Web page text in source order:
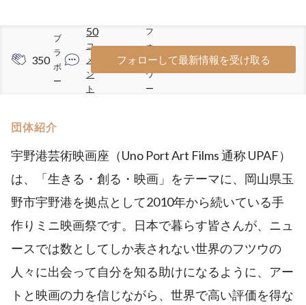
350
ブ
ラ
ボ
ー
50
コ
メ
ン
ト
275
フ
ォ
ロ
ワ
ー
フォローして最新情報を受け取る
団体紹介
宇野港芸術映画座（Uno Port Art Films 通称 UPAF）
は、「生きる・創る・映画」をテーマに、岡山県玉
野市宇野港を拠点として2010年から続いている手
作りミニ映画祭です。日本で暮らす皆さんが、ニュ
ースでは数としてしか表されない世界のフツウの
人々に出会って自分を知る助けになるように、アー
トと映画の力を信じながら、世界で高い評価を得な